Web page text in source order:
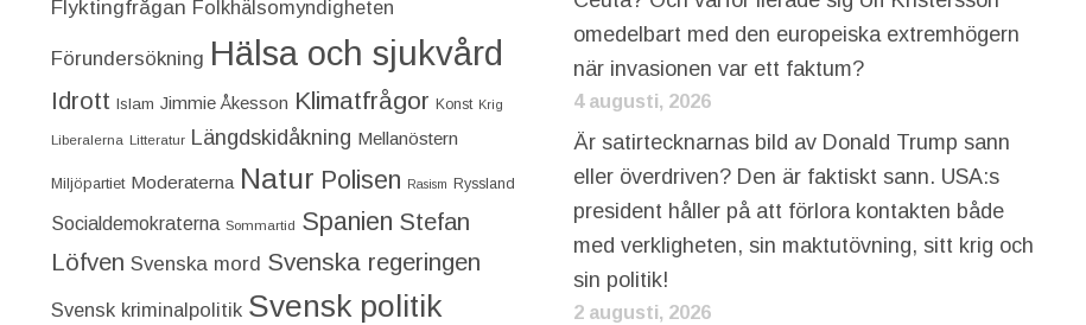
Flyktingfrågan Folkhälsomyndigheten
Förundersökning Hälsa och sjukvård
Idrott Islam Jimmie Åkesson Klimatfrågor Konst Krig
Liberalerna Litteratur Längdskidåkning Mellanöstern
Miljöpartiet Moderaterna Natur Polisen Rasism Ryssland
Socialdemokraterna Sommartid Spanien Stefan
Löfven Svenska mord Svenska regeringen
Svensk kriminalpolitik Svensk politik
omedelbart med den europeiska extremhögern
när invasionen var ett faktum?
4 augusti, 2026
Är satirtecknarnas bild av Donald Trump sann
eller överdriven? Den är faktiskt sann. USA:s
president håller på att förlora kontakten både
med verkligheten, sin maktutövning, sitt krig och
sin politik!
2 augusti, 2026